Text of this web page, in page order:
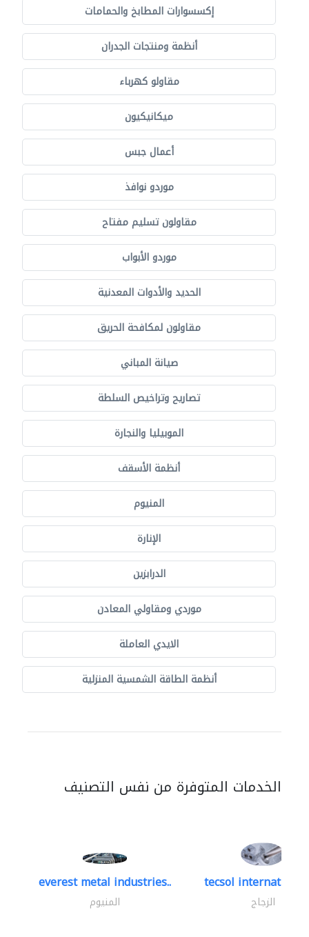
إكسسوارات المطابخ والحمامات
أنظمة ومنتجات الجدران
مقاولو كهرباء
ميكانيكيون
أعمال جبس
موردو نوافذ
مقاولون تسليم مفتاح
موردو الأبواب
الحديد والأدوات المعدنية
مقاولون لمكافحة الحريق
صيانة المباني
تصاريح وتراخيص السلطة
الموبيليا والنجارة
أنظمة الأسقف
المنيوم
الإنارة
الدرابزين
موردي ومقاولي المعادن
الايدي العاملة
أنظمة الطاقة الشمسية المنزلية
الخدمات المتوفرة من نفس التصنيف
everest metal industries..
المنيوم
tecsol
الزجاج